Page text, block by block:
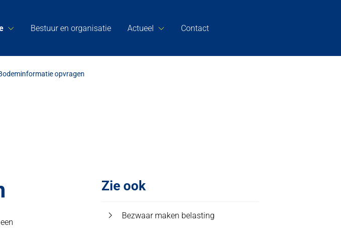
Bestuur en organisatie Actueel Contact
opvragen
Zie ook
Bezwaar maken belasting